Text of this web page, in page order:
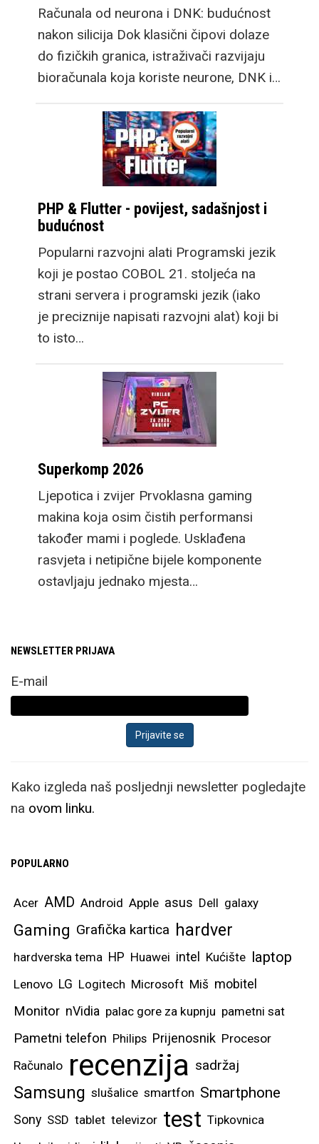
Računala od neurona i DNK: budućnost
nakon silicija Dok klasični čipovi dolaze
do fizičkih granica, istraživači razvijaju
bioračunala koja koriste neurone, DNK i…
PHP & Flutter - povijest, sadašnjost i
budućnost
Popularni razvojni alati Programski jezik
koji je postao COBOL 21. stoljeća na
strani servera i programski jezik (iako
je preciznije napisati razvojni alat) koji bi
to isto…
Superkomp 2026
Ljepotica i zvijer Prvoklasna gaming
makina koja osim čistih performansi
također mami i poglede. Usklađena
rasvjeta i netipične bijele komponente
ostavljaju jednako mjesta…
NEWSLETTER PRIJAVA
E-mail
Kako izgleda naš posljednji newsletter pogledajte
na ovom linku.
POPULARNO
Acer AMD Android Apple asus Dell galaxy
Gaming Grafička kartica hardver
hardverska tema HP Huawei intel Kućište laptop
Lenovo LG Logitech Microsoft Miš mobitel
Monitor nVidia palac gore za kupnju pametni sat
Pametni telefon Philips Prijenosnik Procesor
Računalo recenzija sadržaj
Samsung slušalice smartfon Smartphone
Sony SSD tablet televizor test Tipkovnica